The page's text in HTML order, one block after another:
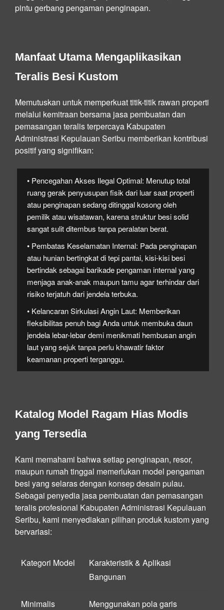
pintu gerbang pengaman penginapan.
Manfaat Utama Mengaplikasikan
Teralis Besi Kustom
Memutuskan untuk memperkuat titik-titik rawan properti
melalui kemitraan bersama jasa pembuatan dan
pemasangan teralis terpercaya Kabupaten
Administrasi Kepulauan Seribu memberikan kontribusi
positif yang signifikan:
• Pencegahan Akses Ilegal Optimal: Menutup total
ruang gerak penyusupan fisik dari luar saat properti
atau penginapan sedang ditinggal kosong oleh
pemilik atau wisatawan, karena struktur besi solid
sangat sulit ditembus tanpa peralatan berat.
• Pembatas Keselamatan Internal: Pada penginapan
atau hunian bertingkat di tepi pantai, kisi-kisi besi
bertindak sebagai barikade pengaman internal yang
menjaga anak-anak maupun tamu agar terhindar dari
risiko terjatuh dari jendela terbuka.
• Kelancaran Sirkulasi Angin Laut: Memberikan
fleksibilitas penuh bagi Anda untuk membuka daun
jendela lebar-lebar demi menikmati hembusan angin
laut yang sejuk tanpa perlu khawatir faktor
keamanan properti terganggu.
Katalog Model Ragam Hias Modis
yang Tersedia
Kami memahami bahwa setiap penginapan, resor,
maupun rumah tinggal memerlukan model pengaman
besi yang selaras dengan konsep desain pulau.
Sebagai penyedia jasa pembuatan dan pemasangan
teralis profesional Kabupaten Administrasi Kepulauan
Seribu, kami menyediakan pilihan produk kustom yang
bervariasi:
Kategori Model
Karakteristik & Aplikasi
Bangunan
Minimalis
Menggunakan pola garis